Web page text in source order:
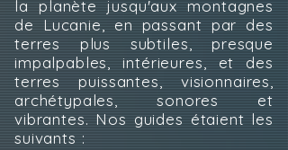
la planète jusqu'aux montagnes
de Lucanie, en passant par des
terres plus subtiles, presque
impalpables, intérieures, et des
terres puissantes, visionnaires,
archétypales, sonores et
vibrantes. Nos guides étaient les
suivants :